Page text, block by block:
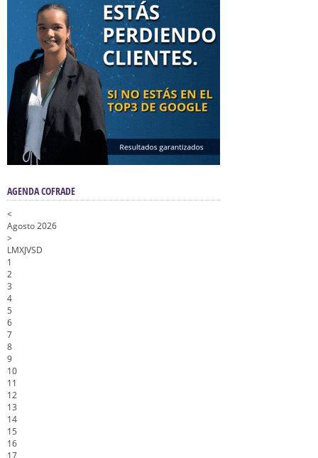
AGENDA COFRADE
<
Agosto 2026
>
LMXJVSD
1
2
3
4
5
6
7
8
9
10
11
12
13
14
15
16
17